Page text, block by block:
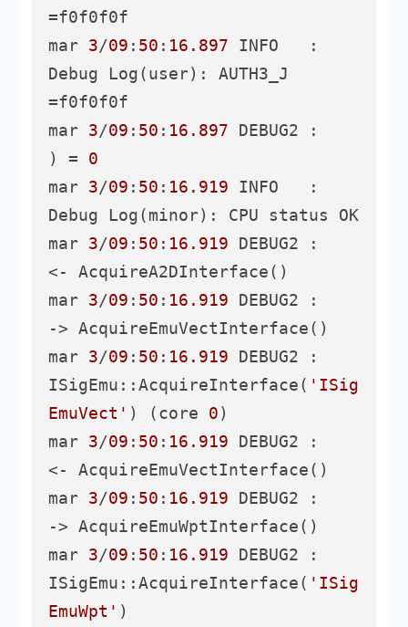
=f0f0f0f
mar 3/09 : 50 : 16.897 INFO   :
Debug Log(user): AUTH3_J
=f0f0f0f
mar 3/09 : 50 : 16.897 DEBUG2 :
) = 0
mar 3/09 : 50 : 16.919 INFO   :
Debug Log(minor): CPU status OK
mar 3/09 : 50 : 16.919 DEBUG2 :
<- AcquireA2DInterface()
mar 3/09 : 50 : 16.919 DEBUG2 :
-> AcquireEmuVectInterface()
mar 3/09 : 50 : 16.919 DEBUG2 :
ISigEmu::AcquireInterface( 'ISig
EmuVect' ) (core 0)
mar 3/09 : 50 : 16.919 DEBUG2 :
<- AcquireEmuVectInterface()
mar 3/09 : 50 : 16.919 DEBUG2 :
-> AcquireEmuWptInterface()
mar 3/09 : 50 : 16.919 DEBUG2 :
ISigEmu::AcquireInterface( 'ISig
EmuWpt' )